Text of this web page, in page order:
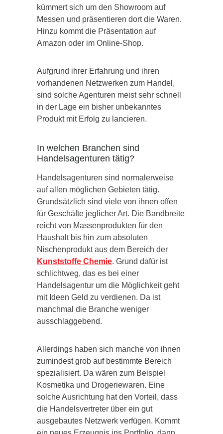
kümmert sich um den Showroom auf
Messen und präsentieren dort die Waren.
Hinzu kommt die Präsentation auf
Amazon oder im Online-Shop.
Aufgrund ihrer Erfahrung und ihren
vorhandenen Netzwerken zum Handel,
sind solche Agenturen meist sehr schnell
in der Lage ein bisher unbekanntes
Produkt mit Erfolg zu lancieren.
In welchen Branchen sind
Handelsagenturen tätig?
Handelsagenturen sind normalerweise
auf allen möglichen Gebieten tätig.
Grundsätzlich sind viele von ihnen offen
für Geschäfte jeglicher Art. Die Bandbreite
reicht von Massenprodukten für den
Haushalt bis hin zum absoluten
Nischenprodukt aus dem Bereich der
Kunststoffe Chemie. Grund dafür ist
schlichtweg, das es bei einer
Handelsagentur um die Möglichkeit geht
mit Ideen Geld zu verdienen. Da ist
manchmal die Branche weniger
ausschlaggebend.
Allerdings haben sich manche von ihnen
zumindest grob auf bestimmte Bereich
spezialisiert. Da wären zum Beispiel
Kosmetika und Drogeriewaren. Eine
solche Ausrichtung hat den Vorteil, dass
die Handelsvertreter über ein gut
ausgebautes Netzwerk verfügen. Kommt